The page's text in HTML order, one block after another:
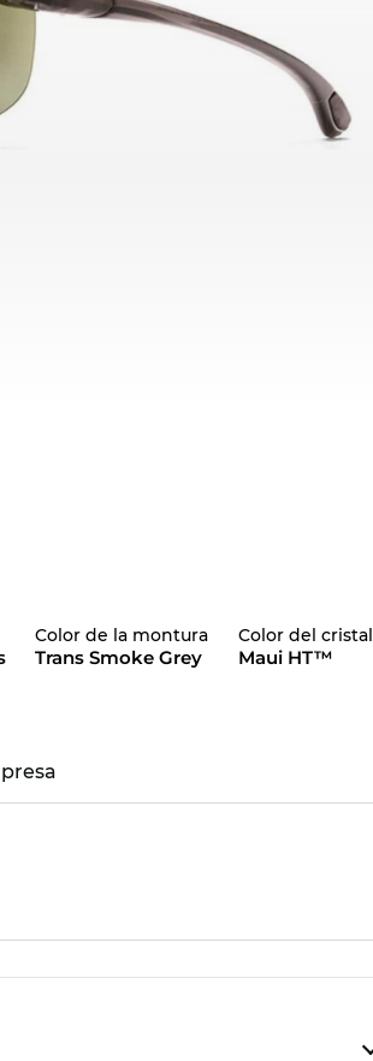
Color de la montura
Trans Smoke Grey
Color del cristal
Maui HT™